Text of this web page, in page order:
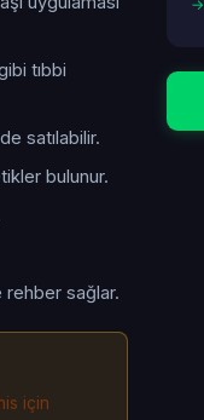
tıbbi
satılabilir.
bulunur.
rehber sağlar.
için